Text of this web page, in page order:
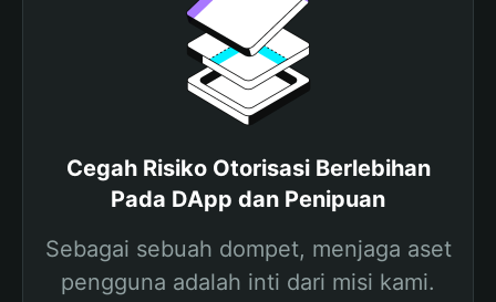
Cegah Risiko Otorisasi Berlebihan
Pada DApp dan Penipuan
Sebagai sebuah dompet, menjaga aset
pengguna adalah inti dari misi kami.